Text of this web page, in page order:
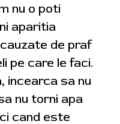
nu o poti
aparitia
de praf
pe care le faci.
incearca sa nu
nu torni apa
cand este